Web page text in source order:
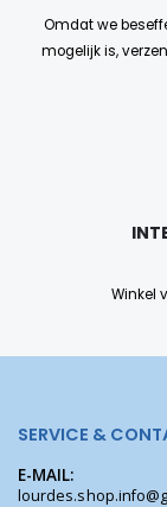
Omdat we
mogelijk is,
Winkel
SERVICE &
E-MAIL: